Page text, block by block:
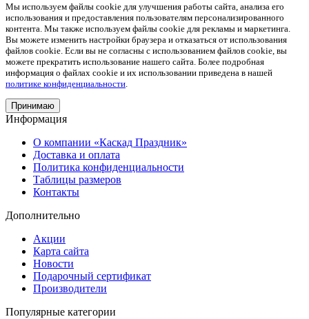
Мы используем файлы cookie для улучшения работы сайта, анализа его
использования и предоставления пользователям персонализированного
контента. Мы также используем файлы cookie для рекламы и маркетинга.
Вы можете изменить настройки браузера и отказаться от использования
файлов cookie. Если вы не согласны с использованием файлов cookie, вы
можете прекратить использование нашего сайта. Более подробная
информация о файлах cookie и их использовании приведена в нашей
политике конфиденциальности
Принимаю
Информация
О компании «Каскад Праздник»
Доставка и оплата
Политика конфиденциальности
Таблицы размеров
Контакты
Дополнительно
Акции
Карта сайта
Новости
Подарочный сертификат
Производители
Популярные категории